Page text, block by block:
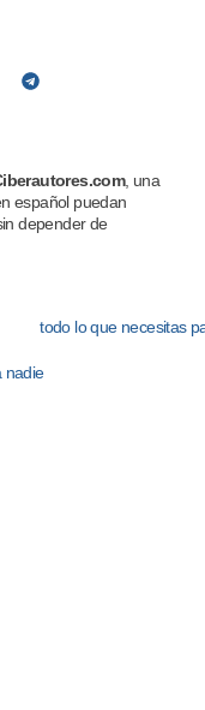
, una
español puedan
depender de